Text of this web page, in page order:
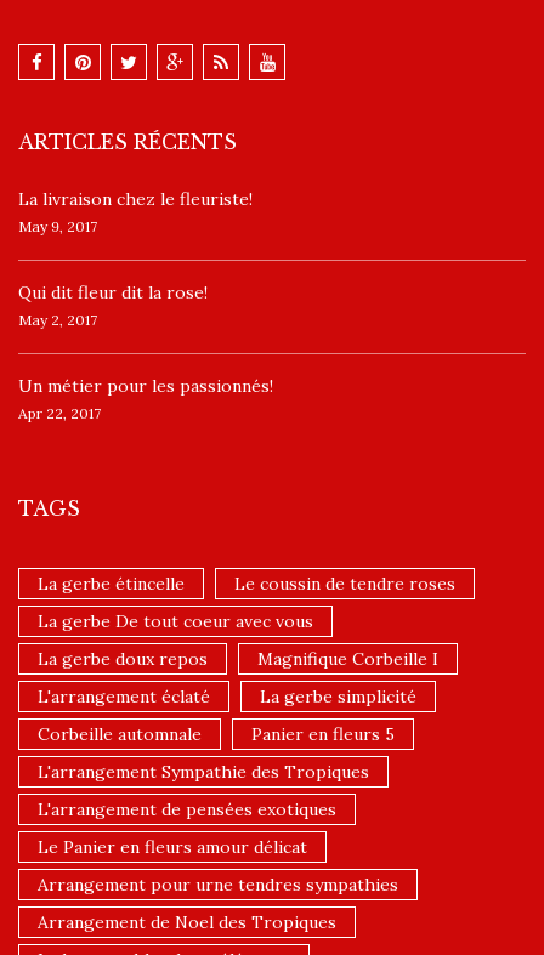
ARTICLES RÉCENTS
La livraison chez le fleuriste!
May 9, 2017
​Qui dit fleur dit la rose!
May 2, 2017
Un ​métier pour les passionnés​!
Apr 22, 2017
TAGS
La gerbe étincelle
Le coussin de tendre roses
La gerbe De tout coeur avec vous
La gerbe doux repos
Magnifique Corbeille I
L'arrangement éclaté
La gerbe simplicité
Corbeille automnale
Panier en fleurs 5
L'arrangement Sympathie des Tropiques
L'arrangement de pensées exotiques
Le Panier en fleurs amour délicat
Arrangement pour urne tendres sympathies
Arrangement de Noel des Tropiques